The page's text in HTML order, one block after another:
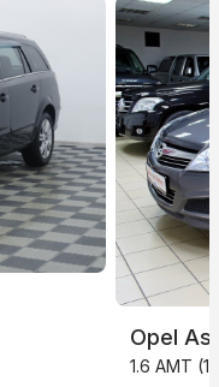
Opel
1.6 AMT